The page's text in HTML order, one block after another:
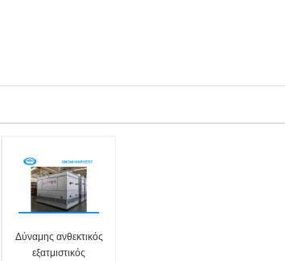
Δύναμης ανθεκτικός
εξατμιστικός